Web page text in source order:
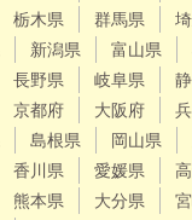
栃木県 群馬県
新潟県 富山県
長野県 岐阜県
京都府 大阪府
島根県 岡山県
香川県 愛媛県
熊本県 大分県